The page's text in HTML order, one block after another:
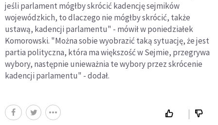
jeśli parlament mógłby skrócić kadencję sejmików
wojewódzkich, to dlaczego nie mógłby skrócić, także
ustawą, kadencji parlamentu" - mówił w poniedziałek
Komorowski. "Można sobie wyobrazić taką sytuację, że jest
partia polityczna, która ma większość w Sejmie, przegrywa
wybory, następnie unieważnia te wybory przez skrócenie
kadencji parlamentu" - dodał.